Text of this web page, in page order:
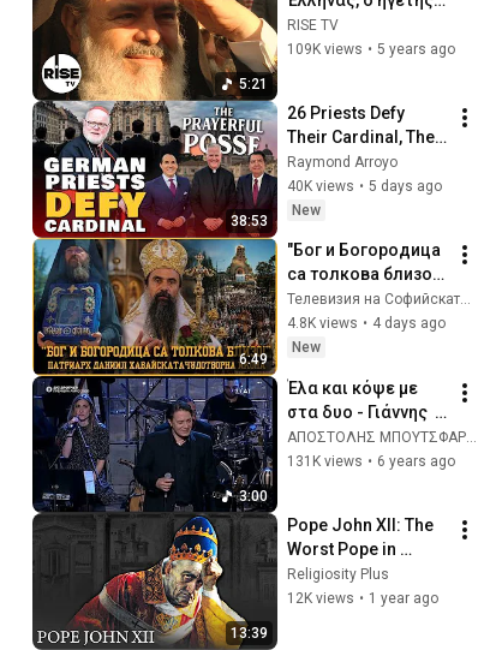
5:21
RISE TV
RISE TV
109K views • 5 years ago
38:53
26 Priests Defy
Their Cardinal, The
Secret China Deal &
More | Prayerful
Posse
Raymond Arroyo
40K views • 5 days ago
New
6:49
"Бог и Богородица
са толкова близо!".
Патриарх Даниил
за Хавайската
чудотворна икона
Телевизия на Софийската света митрополия
4.8K views • 4 days ago
New
3:00
Έλα και κόψε με
στα δυο - Γιάννης
Κότσιρας - Στην
υγειά μας 14-3-20
ΑΠΟΣΤΟΛΗΣ ΜΠΟΥΤΣΦΑΡΗΣ
131K views • 6 years ago
13:39
Pope John XII: The
Worst Pope in
Church History
Religiosity Plus
12K views • 1 year ago